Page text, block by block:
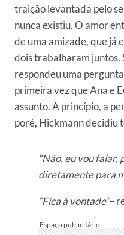
traição levantada pelo
nunca existiu. O amor
de uma amizade, que já
dois trabalharam juntos.
respondeu uma
primeira vez que Ana e
assunto. A princípio, a
poré, Hickmann decidiu
“Não, eu vou falar,
diretamente para
“Fica à vontade”–